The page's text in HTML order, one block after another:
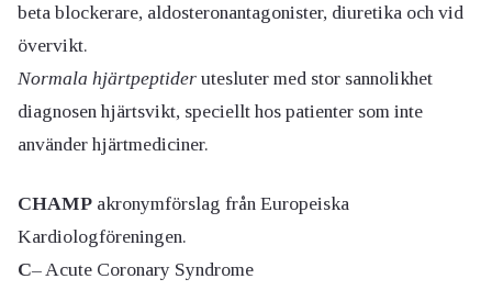
beta blockerare, aldosteronantagonister, diuretika och vid
övervikt.
Normala hjärtpeptider utesluter med stor sannolikhet
diagnosen hjärtsvikt, speciellt hos patienter som inte
använder hjärtmediciner.
CHAMP akronymförslag från Europeiska
Kardiologföreningen.
C– Acute Coronary Syndrome